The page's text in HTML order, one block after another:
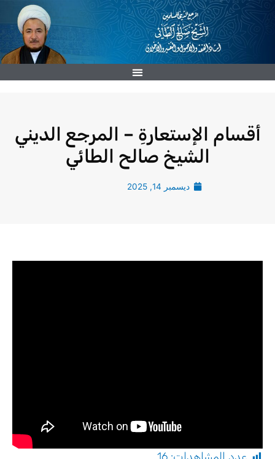
تخطي
أقسام الإستعارةِ – المرجع الديني
الشيخ صالح الطائي
ديسمبر 14, 2025